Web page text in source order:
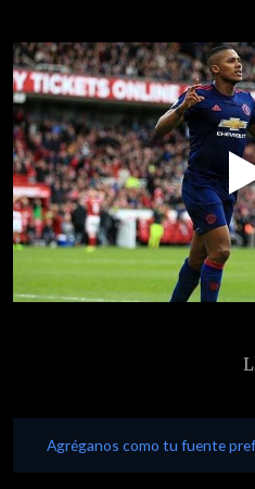
Play
Video
Agréganos como tu fuente